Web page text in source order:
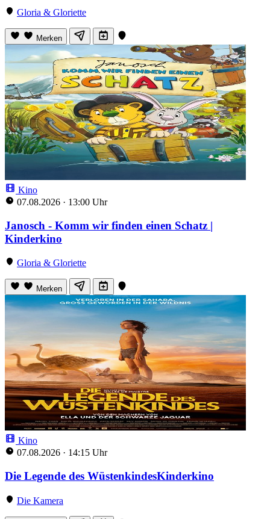
Gloria & Gloriette
Merken
Kino
07.08.2026 · 13:00 Uhr
Janosch - Komm wir finden einen Schatz |
Kinderkino
Gloria & Gloriette
Merken
Kino
07.08.2026 · 14:15 Uhr
Die Legende des WüstenkindesKinderkino
Die Kamera